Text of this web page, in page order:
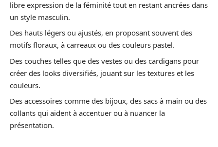
libre expression de la féminité tout en restant ancrées dans
un style masculin.
Des hauts légers ou ajustés, en proposant souvent des
motifs floraux, à carreaux ou des couleurs pastel.
Des couches telles que des vestes ou des cardigans pour
créer des looks diversifiés, jouant sur les textures et les
couleurs.
Des accessoires comme des bijoux, des sacs à main ou des
collants qui aident à accentuer ou à nuancer la
présentation.